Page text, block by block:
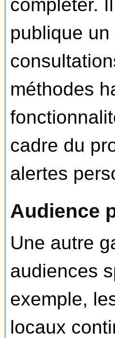
compléter.
publique
méthodes
cadre du
alertes
Audience
Une autre
audiences
exemple,
locaux